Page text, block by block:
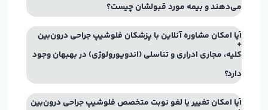
می‌دهند و بیمه مورد قبولشان چیست؟
آیا امکان مشاوره آنلاین با پزشکان فلوشیپ جراحی درون‌بین
کلیه، مجاری ادراری و تناسلی (اندویورولوژی) در بهبهان وجود
دارد؟
آیا امکان تغییر یا لغو نوبت متخصص فلوشیپ جراحی درون‌بین